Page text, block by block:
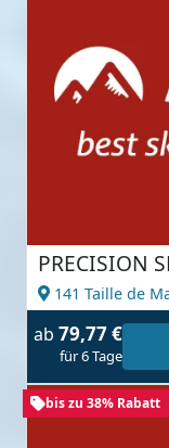
PRECISION
141 Taille de
ab 79,77 €
für 6 Tage
bis zu 38% Rabatt